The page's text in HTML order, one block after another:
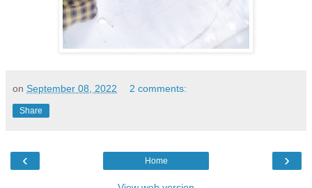
on September 08, 2022 2 comments:
Share
‹ ›
Home